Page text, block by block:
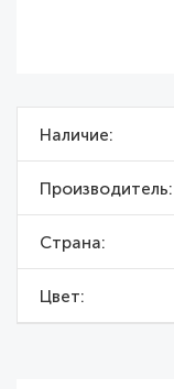
Наличие
Производитель
Страна
Цвет